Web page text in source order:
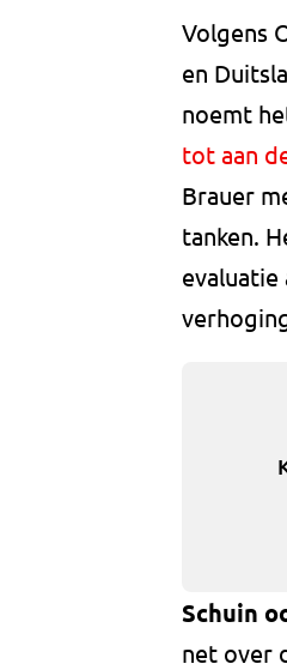
Volgens
en
noemt
tot aan
Brauer
tanken.
evaluatie
Schuin
net over